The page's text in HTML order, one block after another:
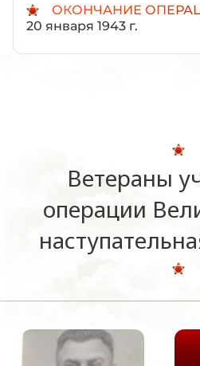
ОКОНЧАНИЕ
20 января 1943 г.
Ветераны
операции